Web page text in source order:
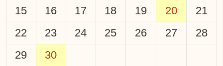
15
16 17 18 19 20
21
22
23 24 25 26 27
28
29
30